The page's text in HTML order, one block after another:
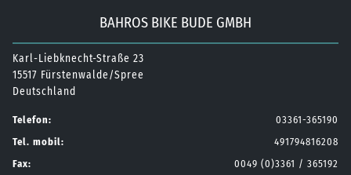
BAHROS BIKE BUDE GMBH
Karl-Liebknecht-Straße 23
15517 Fürstenwalde/Spree
Deutschland
Telefon:
03361-365190
Tel. mobil:
491794816208
Fax:
0049 (0)3361 / 365192